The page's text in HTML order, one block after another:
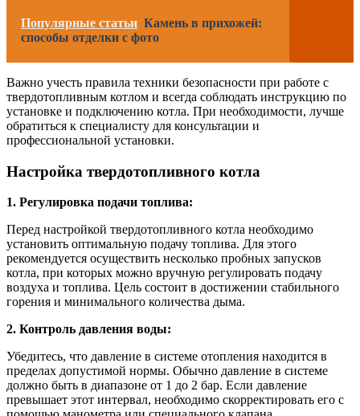
Популярные статьи Камень в прихожей:
способы отделки с фото
Важно учесть правила техники безопасности при работе с
твердотопливным котлом и всегда соблюдать инструкцию по
установке и подключению котла. При необходимости, лучше
обратиться к специалисту для консультации и
профессиональной установки.
Настройка твердотопливного котла
1. Регулировка подачи топлива:
Перед настройкой твердотопливного котла необходимо
установить оптимальную подачу топлива. Для этого
рекомендуется осуществить несколько пробных запусков
котла, при которых можно вручную регулировать подачу
воздуха и топлива. Цель состоит в достижении стабильного
горения и минимального количества дыма.
2. Контроль давления воды:
Убедитесь, что давление в системе отопления находится в
пределах допустимой нормы. Обычно давление в системе
должно быть в диапазоне от 1 до 2 бар. Если давление
превышает этот интервал, необходимо скорректировать его с